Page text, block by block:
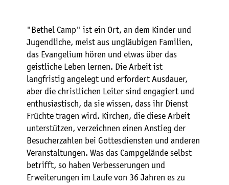
"Bethel Camp" ist ein Ort, an dem Kinder und
Jugendliche, meist aus ungläubigen Familien,
das Evangelium hören und etwas über das
geistliche Leben lernen. Die Arbeit ist
langfristig angelegt und erfordert Ausdauer,
aber die christlichen Leiter sind engagiert und
enthusiastisch, da sie wissen, dass ihr Dienst
Früchte tragen wird. Kirchen, die diese Arbeit
unterstützen, verzeichnen einen Anstieg der
Besucherzahlen bei Gottesdiensten und anderen
Veranstaltungen. Was das Campgelände selbst
betrifft, so haben Verbesserungen und
Erweiterungen im Laufe von 36 Jahren es zu